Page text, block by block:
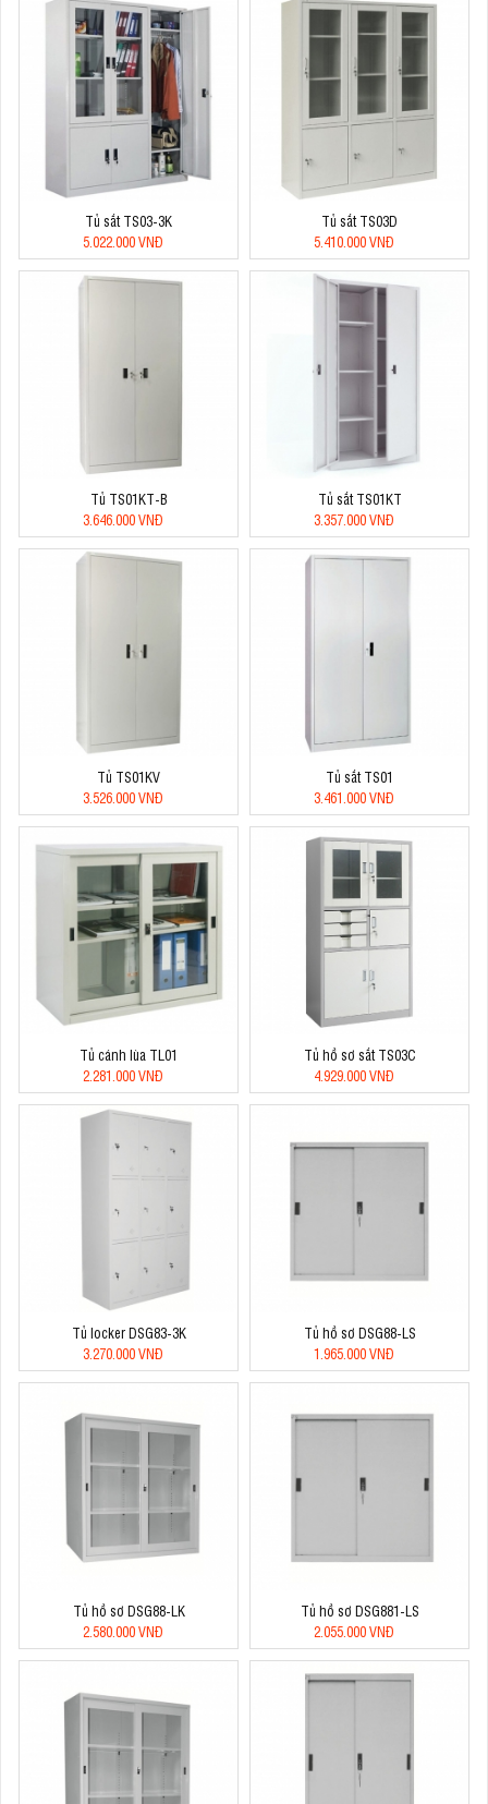
Tủ sắt TS03-3K
5.022.000 VNĐ
Tủ sắt TS03D
5.410.000 VNĐ
Tủ TS01KT-B
3.646.000 VNĐ
Tủ sắt TS01KT
3.357.000 VNĐ
Tủ TS01KV
3.526.000 VNĐ
Tủ sắt TS01
3.461.000 VNĐ
Tủ cánh lùa TL01
2.281.000 VNĐ
Tủ hồ sơ sắt TS03C
4.929.000 VNĐ
Tủ locker DSG83-3K
3.270.000 VNĐ
Tủ hồ sơ DSG88-LS
1.965.000 VNĐ
Tủ hồ sơ DSG88-LK
2.580.000 VNĐ
Tủ hồ sơ DSG881-LS
2.055.000 VNĐ